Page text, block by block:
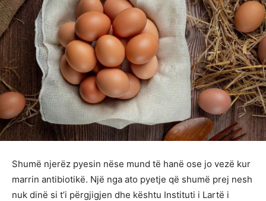
Shumë njerëz pyesin nëse mund të hanë ose jo vezë kur
marrin antibiotikë. Një nga ato pyetje që shumë prej nesh
nuk dinë si t’i përgjigjen dhe kështu Instituti i Lartë i